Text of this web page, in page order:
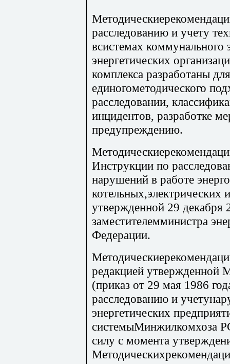
расследованию и учету
всистемах коммунального
энергетических
комплекса разработаны
единогометодического
расследовании,
инцидентов, разработке
предупреждению.
Инструкции по
нарушений в работе
котельных,электрических
утвержденной 29 декабря
заместителемминистра
Федерации.
редакцией
(приказ от 29 мая 1986
расследованию и
энергетических
системыМинжилкомхоза
силу с момента